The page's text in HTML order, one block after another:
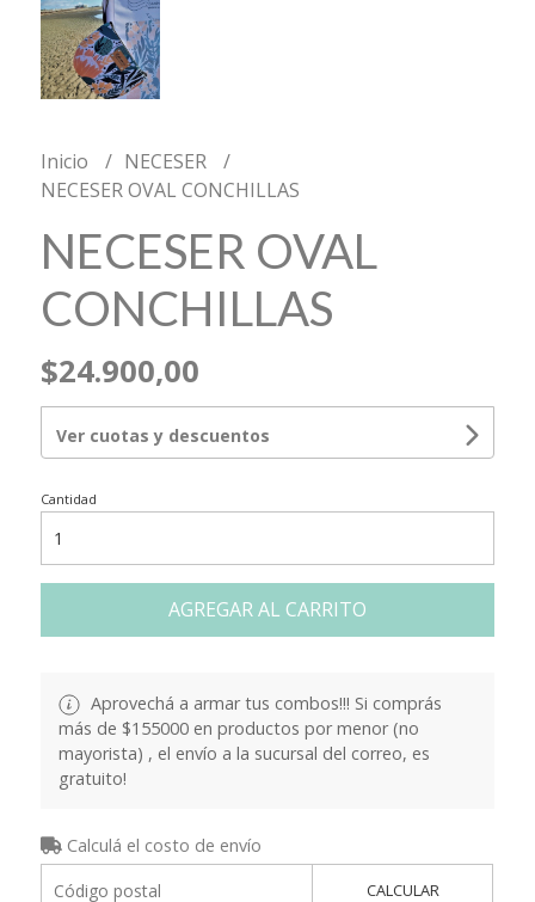
Inicio
NECESER
NECESER OVAL CONCHILLAS
NECESER OVAL
CONCHILLAS
$24.900,00
Ver cuotas y descuentos
Cantidad
AGREGAR AL CARRITO
Aprovechá a armar tus combos!!! Si comprás
más de $155000 en productos por menor (no
mayorista) , el envío a la sucursal del correo, es
gratuito!
Calculá el costo de envío
CALCULAR